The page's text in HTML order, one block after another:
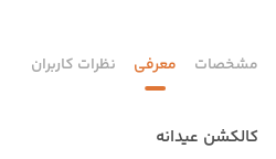
مشخصات معرفی نظرات کاربران
کالکشن عیدانه